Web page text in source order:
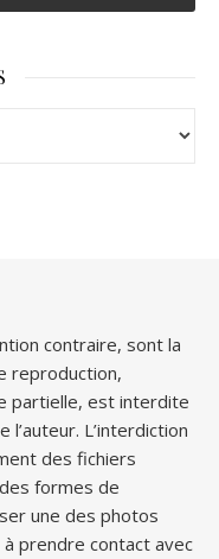
contraire, sont la
reproduction,
partielle, est interdite
L’interdiction
des fichiers
formes de
une des photos
prendre contact avec